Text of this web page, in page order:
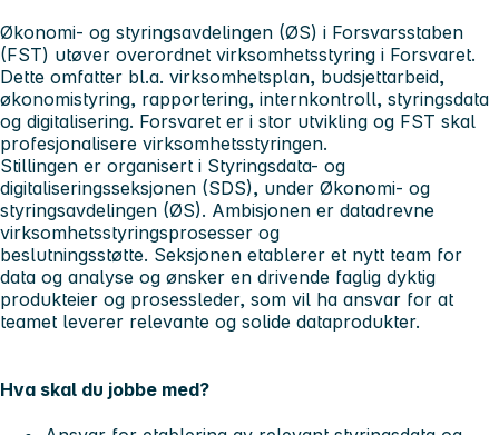
Økonomi- og styringsavdelingen (ØS) i Forsvarsstaben
(FST) utøver overordnet virksomhetsstyring i Forsvaret.
Dette omfatter bl.a. virksomhetsplan, budsjettarbeid,
økonomistyring, rapportering, internkontroll, styringsdata
og digitalisering. Forsvaret er i stor utvikling og FST skal
profesjonalisere virksomhetsstyringen.
Stillingen er organisert i Styringsdata- og
digitaliseringsseksjonen (SDS), under Økonomi- og
styringsavdelingen (ØS). Ambisjonen er datadrevne
virksomhetsstyringsprosesser og
beslutningsstøtte. Seksjonen etablerer et nytt team for
data og analyse og ønsker en drivende faglig dyktig
produkteier og prosessleder, som vil ha ansvar for at
teamet leverer relevante og solide dataprodukter.
Hva skal du jobbe med?